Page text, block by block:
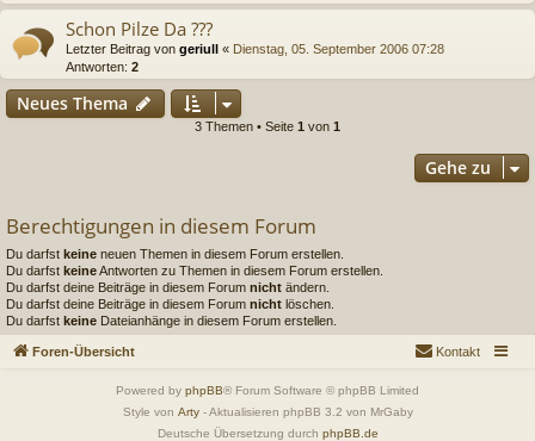
Schon Pilze Da ???
Letzter Beitrag von geriull « Dienstag, 05. September 2006 07:28
Antworten: 2
Neues Thema
3 Themen • Seite 1 von 1
Gehe zu
Berechtigungen in diesem Forum
Du darfst keine neuen Themen in diesem Forum erstellen.
Du darfst keineAntworten zu Themen in diesem Forum erstellen.
Du darfst deine Beiträge in diesem Forum nicht ändern.
Du darfst deine Beiträge in diesem Forum nicht löschen.
Du darfst keine Dateianhänge in diesem Forum erstellen.
Foren-Übersicht Kontakt
Powered by phpBB® Forum Software © phpBB Limited
Style von Arty- Aktualisieren phpBB 3.2 von MrGaby
Deutsche Übersetzung durch phpBB.de